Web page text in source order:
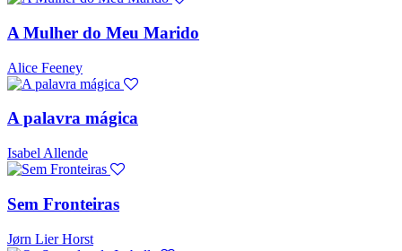
A Mulher do Meu Marido
Alice Feeney
A palavra mágica
Isabel Allende
Sem Fronteiras
Jørn Lier Horst